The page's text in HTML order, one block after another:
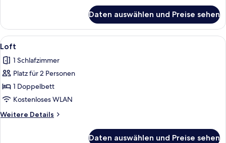
(Suite
XXL)
Daten auswählen und Preise sehen
Alle
Fotos
für
Loft
anzeigen
Ein modernes Hotelzimmer mit Bett,
6
Loft
1 Schlafzimmer
Platz für 2 Personen
1 Doppelbett
Kostenloses WLAN
Weitere Details
Weitere
Daten auswählen und Preise sehen